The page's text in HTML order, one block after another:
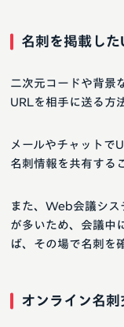
名刺を掲載し
二次元コードや背景
URLを相手に送る方
メールやチャットで
名刺情報を共有する
また、Web会議シス
が多いため、会議中
ば、その場で名刺を
オンライン名刺